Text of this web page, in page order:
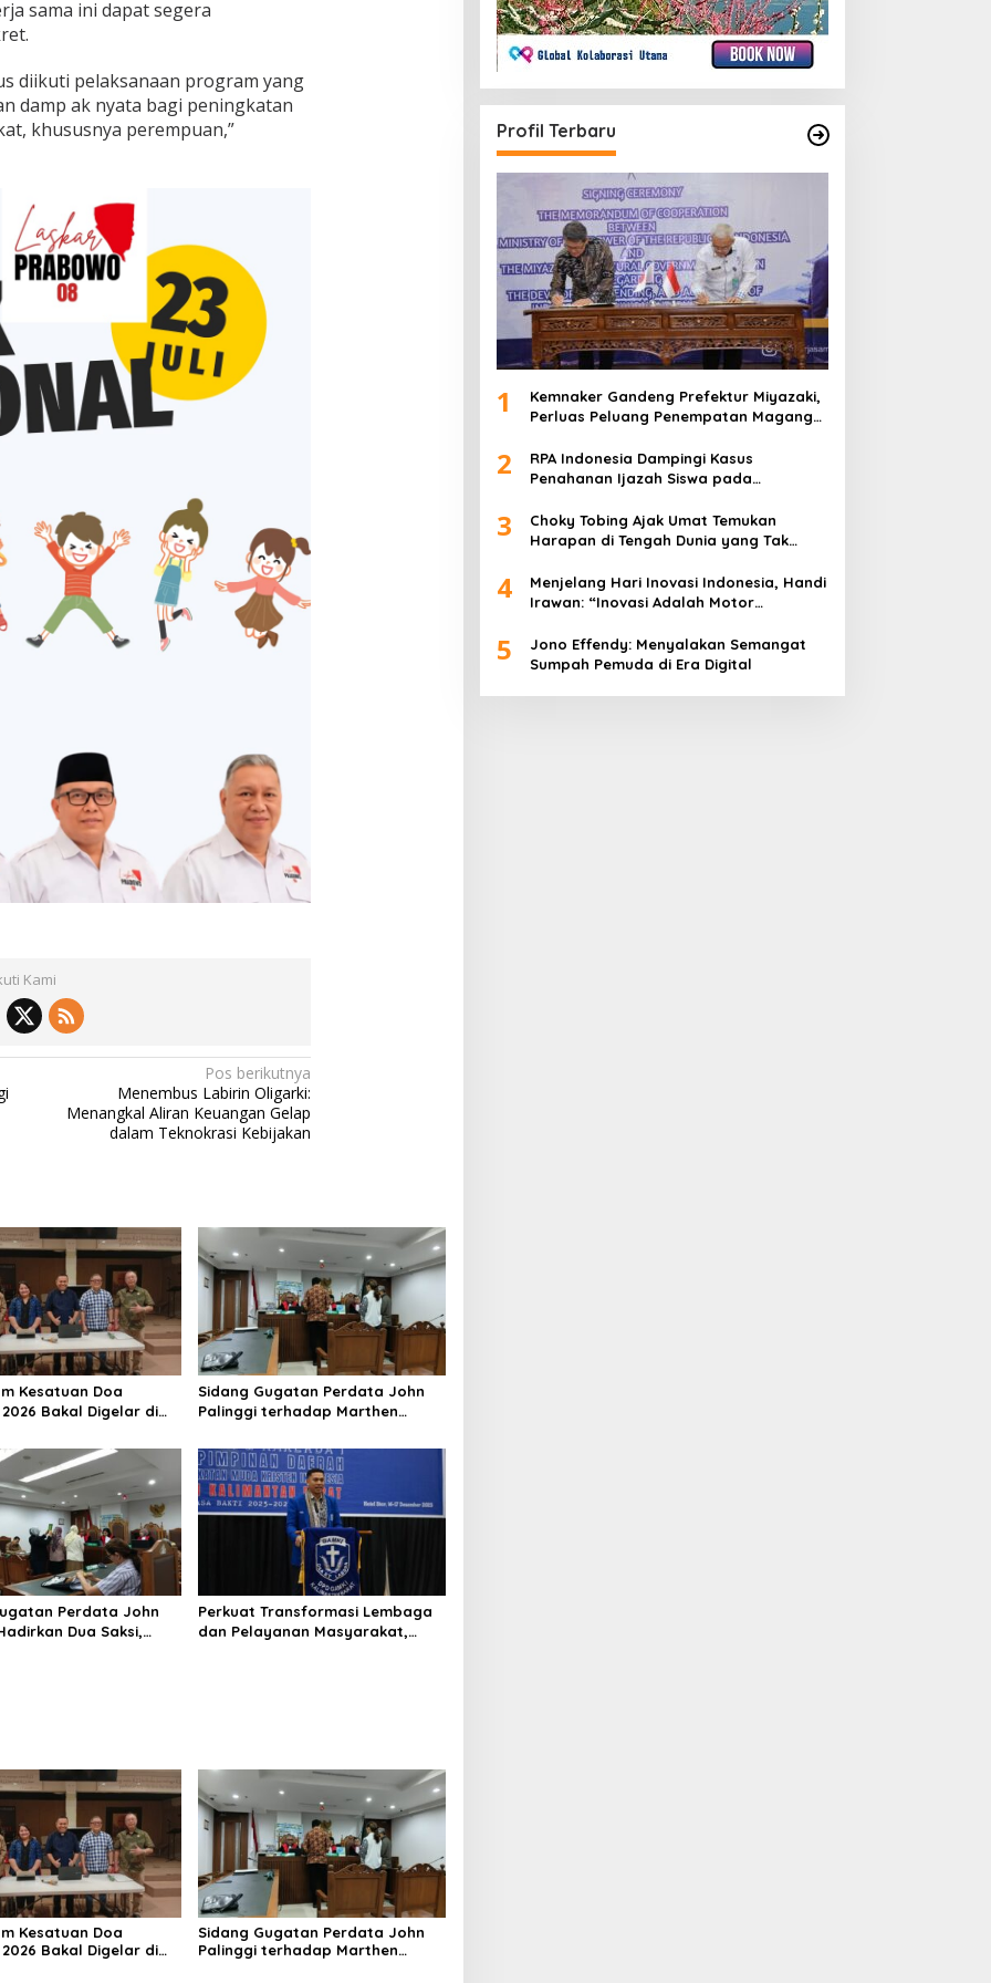
sama ini dapat segera
diikuti pelaksanaan program yang
damp ak nyata bagi peningkatan
khususnya perempuan,”
Kami
Pos berikutnya
​Menembus Labirin Oligarki:
Menangkal Aliran Keuangan Gelap
dalam Teknokrasi Kebijakan
Kesatuan Doa
Bakal Digelar di
Indonesia
Sidang Gugatan Perdata John
Palinggi terhadap Marthen
Penyerahan Bukti Baru
Perdata John
Dua Saksi,
Perkuat Transformasi Lembaga
dan Pelayanan Masyarakat,
Kesatuan Doa
Bakal Digelar di
Sidang Gugatan Perdata John
Palinggi terhadap Marthen
Profil Terbaru
1
Kemnaker Gandeng Prefektur Miyazaki,
Perluas Peluang Penempatan Magang
2
RPA Indonesia Dampingi Kasus
Penahanan Ijazah Siswa pada
3
Choky Tobing Ajak Umat Temukan
Harapan di Tengah Dunia yang Tak
4
Menjelang Hari Inovasi Indonesia, Handi
Irawan: “Inovasi Adalah Motor
5
Jono Effendy: Menyalakan Semangat
Sumpah Pemuda di Era Digital